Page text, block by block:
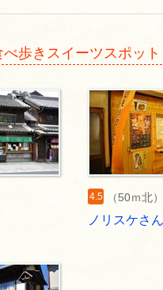
歩きスイーツスポット
4.5 （50ｍ北）
ノリスケさん